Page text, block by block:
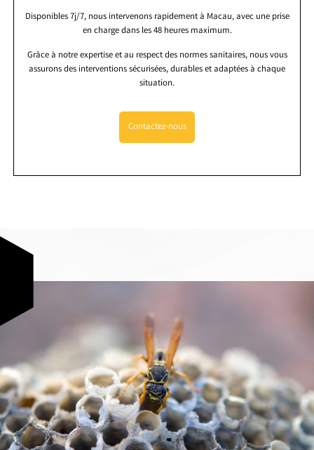
Disponibles 7j/7, nous intervenons rapidement à Macau, avec une prise
en charge dans les 48 heures maximum.
Grâce à notre expertise et au respect des normes sanitaires, nous vous
assurons des interventions sécurisées, durables et adaptées à chaque
situation.
Contactez-nous